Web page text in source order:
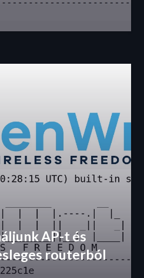
AP-t és
routerból